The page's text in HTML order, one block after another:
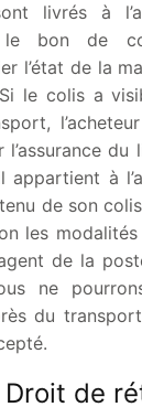
livrés à
le bon de
l’état de la
le colis a
du
appartient à
de son
les modalités
de la
ne
du
de